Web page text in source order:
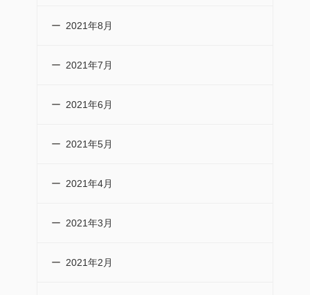
2021年8月
2021年7月
2021年6月
2021年5月
2021年4月
2021年3月
2021年2月